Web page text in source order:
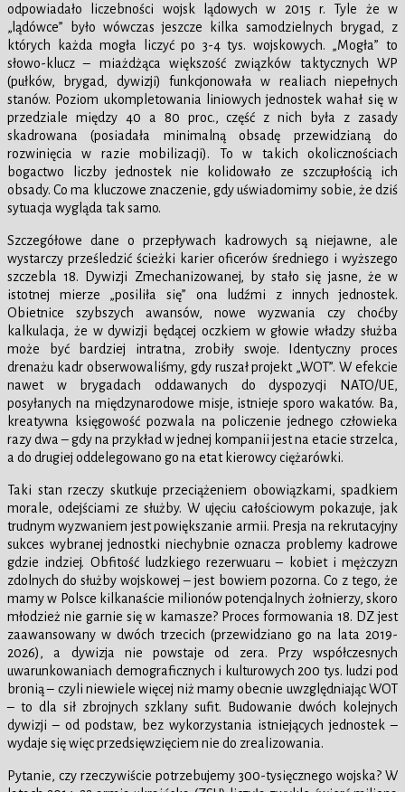
odpowiadało liczebności wojsk lądowych w 2015 r. Tyle że w
„lądówce” było wówczas jeszcze kilka samodzielnych brygad, z
których każda mogła liczyć po 3-4 tys. wojskowych. „Mogła” to
słowo-klucz – miażdżąca większość związków taktycznych WP
(pułków, brygad, dywizji) funkcjonowała w realiach niepełnych
stanów. Poziom ukompletowania liniowych jednostek wahał się w
przedziale między 40 a 80 proc., część z nich była z zasady
skadrowana (posiadała minimalną obsadę przewidzianą do
rozwinięcia w razie mobilizacji). To w takich okolicznościach
bogactwo liczby jednostek nie kolidowało ze szczupłością ich
obsady. Co ma kluczowe znaczenie, gdy uświadomimy sobie, że dziś
sytuacja wygląda tak samo.
Szczegółowe dane o przepływach kadrowych są niejawne, ale
wystarczy prześledzić ścieżki karier oficerów średniego i wyższego
szczebla 18. Dywizji Zmechanizowanej, by stało się jasne, że w
istotnej mierze „posiliła się” ona ludźmi z innych jednostek.
Obietnice szybszych awansów, nowe wyzwania czy choćby
kalkulacja, że w dywizji będącej oczkiem w głowie władzy służba
może być bardziej intratna, zrobiły swoje. Identyczny proces
drenażu kadr obserwowaliśmy, gdy ruszał projekt „WOT”. W efekcie
nawet w brygadach oddawanych do dyspozycji NATO/UE,
posyłanych na międzynarodowe misje, istnieje sporo wakatów. Ba,
kreatywna księgowość pozwala na policzenie jednego człowieka
razy dwa – gdy na przykład w jednej kompanii jest na etacie strzelca,
a do drugiej oddelegowano go na etat kierowcy ciężarówki.
Taki stan rzeczy skutkuje przeciążeniem obowiązkami, spadkiem
morale, odejściami ze służby. W ujęciu całościowym pokazuje, jak
trudnym wyzwaniem jest powiększanie armii. Presja na rekrutacyjny
sukces wybranej jednostki niechybnie oznacza problemy kadrowe
gdzie indziej. Obfitość ludzkiego rezerwuaru – kobiet i mężczyzn
zdolnych do służby wojskowej – jest bowiem pozorna. Co z tego, że
mamy w Polsce kilkanaście milionów potencjalnych żołnierzy, skoro
młodzież nie garnie się w kamasze? Proces formowania 18. DZ jest
zaawansowany w dwóch trzecich (przewidziano go na lata 2019-
2026), a dywizja nie powstaje od zera. Przy współczesnych
uwarunkowaniach demograficznych i kulturowych 200 tys. ludzi pod
bronią – czyli niewiele więcej niż mamy obecnie uwzględniając WOT
– to dla sił zbrojnych szklany sufit. Budowanie dwóch kolejnych
dywizji – od podstaw, bez wykorzystania istniejących jednostek –
wydaje się więc przedsięwzięciem nie do zrealizowania.
Pytanie, czy rzeczywiście potrzebujemy 300-tysięcznego wojska? W